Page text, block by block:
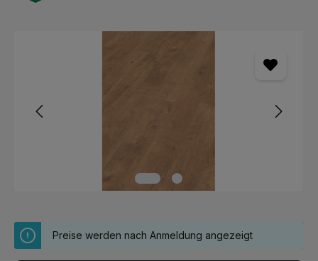
Preise werden nach Anmeldung angezeigt